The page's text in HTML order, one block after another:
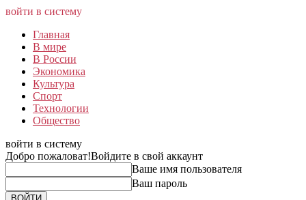
войти в систему
Главная
В мире
В России
Экономика
Культура
Спорт
Технологии
Общество
войти в систему
Добро пожаловат!Войдите в свой аккаунт
Ваше имя пользователя
Ваш пароль